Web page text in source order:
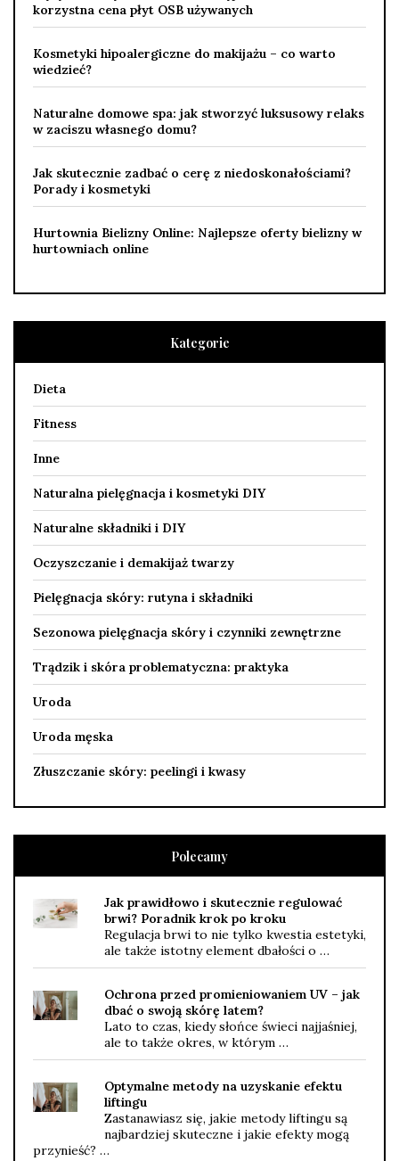
korzystna cena płyt OSB używanych
Kosmetyki hipoalergiczne do makijażu – co warto
wiedzieć?
Naturalne domowe spa: jak stworzyć luksusowy relaks
w zaciszu własnego domu?
Jak skutecznie zadbać o cerę z niedoskonałościami?
Porady i kosmetyki
Hurtownia Bielizny Online: Najlepsze oferty bielizny w
hurtowniach online
Kategorie
Dieta
Fitness
Inne
Naturalna pielęgnacja i kosmetyki DIY
Naturalne składniki i DIY
Oczyszczanie i demakijaż twarzy
Pielęgnacja skóry: rutyna i składniki
Sezonowa pielęgnacja skóry i czynniki zewnętrzne
Trądzik i skóra problematyczna: praktyka
Uroda
Uroda męska
Złuszczanie skóry: peelingi i kwasy
Polecamy
Jak prawidłowo i skutecznie regulować
brwi? Poradnik krok po kroku
Regulacja brwi to nie tylko kwestia estetyki,
ale także istotny element dbałości o …
Ochrona przed promieniowaniem UV – jak
dbać o swoją skórę latem?
Lato to czas, kiedy słońce świeci najjaśniej,
ale to także okres, w którym …
Optymalne metody na uzyskanie efektu
liftingu
Zastanawiasz się, jakie metody liftingu są
najbardziej skuteczne i jakie efekty mogą
przynieść? …